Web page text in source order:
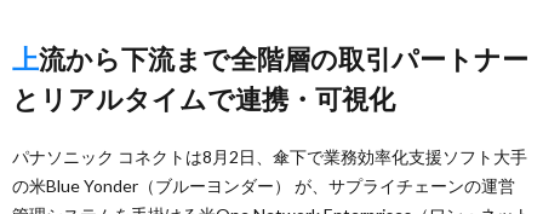
上流から下流まで全階層の取引パートナー
とリアルタイムで連携・可視化
パナソニック コネクトは8月2日、傘下で業務効率化支援ソフト大手
の米Blue Yonder（ブルーヨンダー） が、サプライチェーンの運営